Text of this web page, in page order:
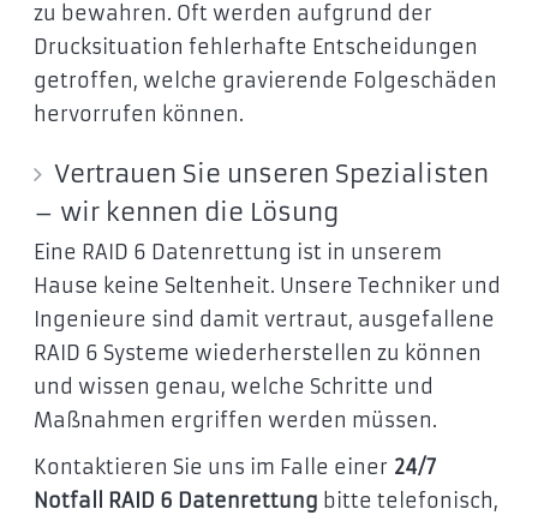
zu bewahren. Oft werden aufgrund der
Drucksituation fehlerhafte Entscheidungen
getroffen, welche gravierende Folgeschäden
hervorrufen können.
Vertrauen Sie unseren Spezialisten
– wir kennen die Lösung
Eine RAID 6 Datenrettung ist in unserem
Hause keine Seltenheit. Unsere Techniker und
Ingenieure sind damit vertraut, ausgefallene
RAID 6 Systeme wiederherstellen zu können
und wissen genau, welche Schritte und
Maßnahmen ergriffen werden müssen.
Kontaktieren Sie uns im Falle einer 24/7
Notfall RAID 6 Datenrettung bitte telefonisch,